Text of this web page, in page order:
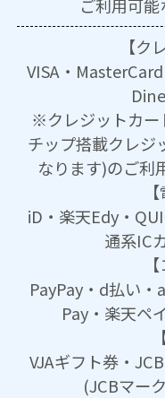
ご利用可能
【ク
VISA・
※クレジットカー
チップ搭載クレジ
なります)のご利
iD・楽天Edy・
通系IC
PayPay・d払い・
Pay・楽天ペ
VJAギフト券・
(JCBマー